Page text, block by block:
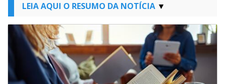
LEIA AQUI O RESUMO DA NOTÍCIA